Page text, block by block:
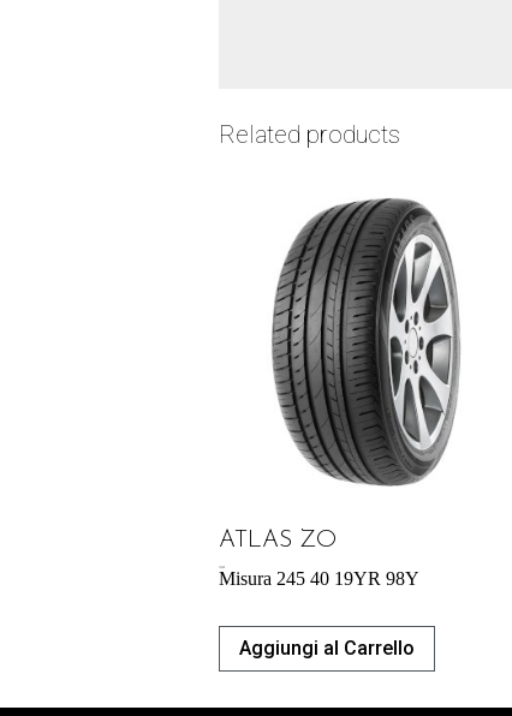
Related products
ATLAS ZO
Misura 245 40 19YR 98Y
Aggiungi al Carrello